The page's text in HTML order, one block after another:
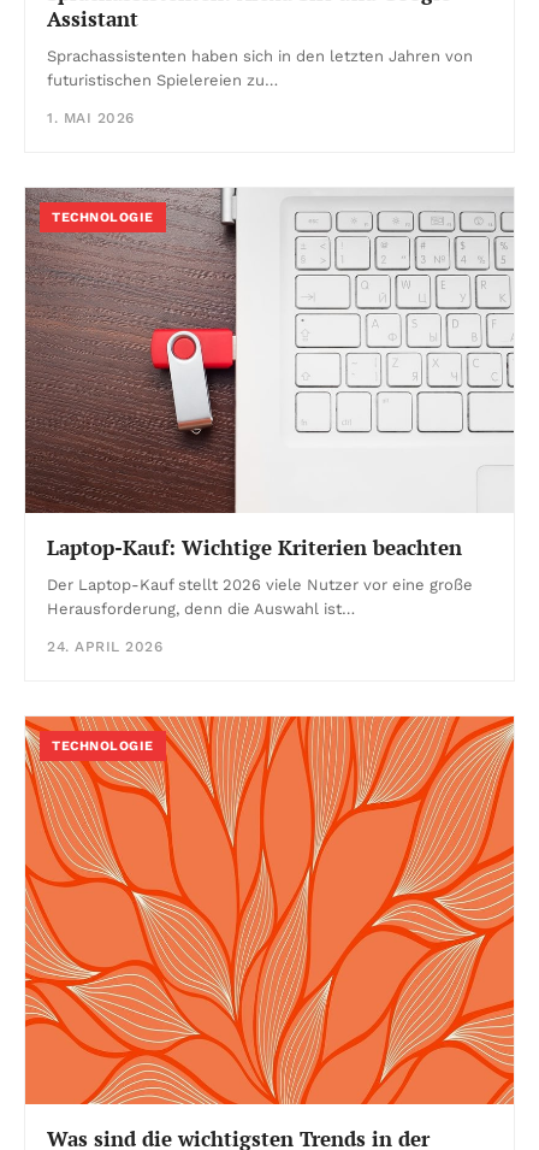
Assistant
Sprachassistenten haben sich in den letzten Jahren von
futuristischen Spielereien zu…
1. MAI 2026
TECHNOLOGIE
Laptop-Kauf: Wichtige Kriterien beachten
Der Laptop-Kauf stellt 2026 viele Nutzer vor eine große
Herausforderung, denn die Auswahl ist…
24. APRIL 2026
TECHNOLOGIE
Was sind die wichtigsten Trends in der